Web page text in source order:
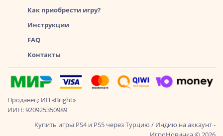
Как приобрести игру?
Инструкции
FAQ
Контакты
Продавец: ИП «Bright»
ИИН: 920925350989
Купить игры PS4 и PS5 через Турцию / Индию на аккаунт -